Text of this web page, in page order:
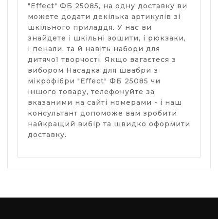
"Effect" ФБ 25085, на одну доставку ви
можете додати декілька артикулів зі
шкільного приладдя. У нас ви
знайдете і шкільні зошити, і рюкзаки,
і пенали, та й навіть набори для
дитячої творчості. Якщо вагаєтеся з
вибором Насадка для швабри з
мікрофібри "Effect" ФБ 25085 чи
іншого товару, телефонуйте за
вказаними на сайті номерами - і наш
консультант допоможе вам зробити
найкращий вибір та швидко оформити
доставку.